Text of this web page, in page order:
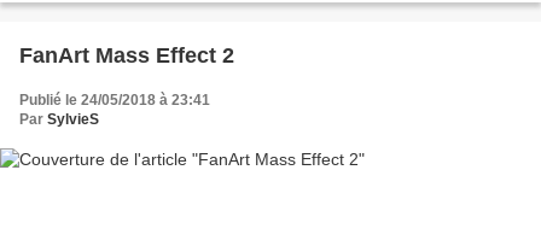
FanArt Mass Effect 2
Publié le 24/05/2018 à 23:41
Par SylvieS